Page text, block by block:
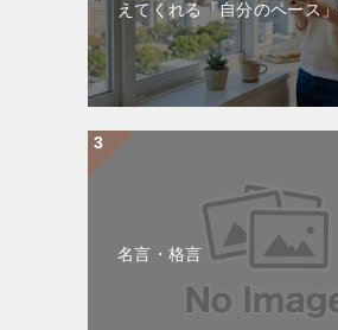
えてくれる「自分のペース
名言・格言